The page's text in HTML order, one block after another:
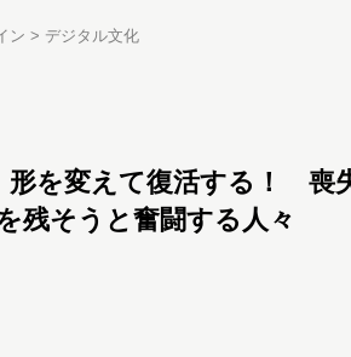
ン デジタル文化
形を変えて復活する！ 喪
残そうと奮闘する人々